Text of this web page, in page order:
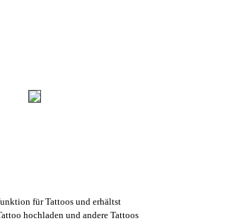
für Tattoos und erhältst
hochladen und andere Tattoos